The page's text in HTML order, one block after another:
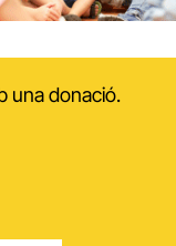
una donació.